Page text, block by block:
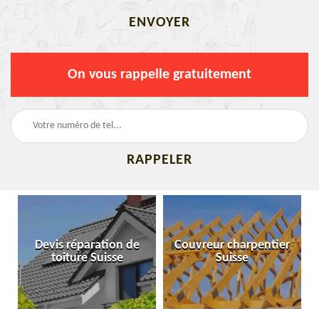
On vous rappelle gratuitement
Devis réparation de
toiture Suisse
Couvreur charpentier
Suisse